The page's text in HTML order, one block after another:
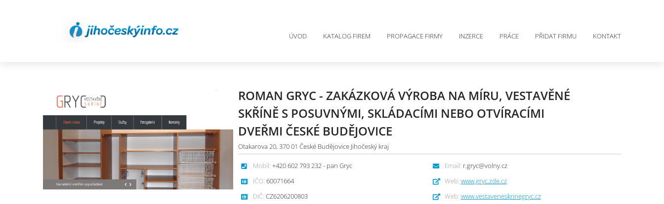
ÚVOD KATALOG FIREM PROPAGACE FIRMY INZERCE PRÁCE PŘIDAT FIRMU KONTAKT
ROMAN GRYC - ZAKÁZKOVÁ VÝROBA NA MÍRU, VESTAVĚNÉ
SKŘÍNĚ S POSUVNÝMI, SKLÁDACÍMI NEBO OTVÍRACÍMI
DVEŘMI ČESKÉ BUDĚJOVICE
Otakarova 20, 370 01 České Budějovice Jihočeský kraj
Mobil: +420 602 793 232 - pan Gryc
IČO: 60071664
DIČ: CZ6206200803
Email: r.gryc@volny.cz
Web: www.gryc.zde.cz
Web: www.vestaveneskrinegryc.cz